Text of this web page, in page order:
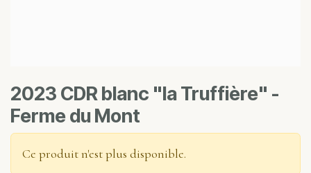
2023 CDR blanc "la Truffière" -
Ferme du Mont
Ce produit n'est plus disponible.